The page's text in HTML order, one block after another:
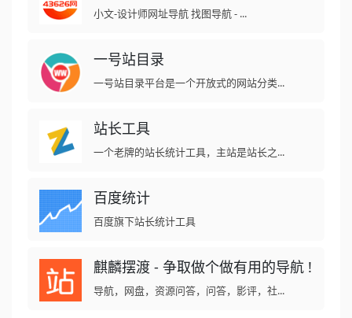
小文-设计师网址导航 找图导航 - ...
一号站目录
一号站目录平台是一个开放式的网站分类...
站长工具
一个老牌的站长统计工具，主站是站长之...
百度统计
百度旗下站长统计工具
麒麟摆渡 - 争取做个做有用的导航 !
导航，网盘，资源问答，问答，影评，社...